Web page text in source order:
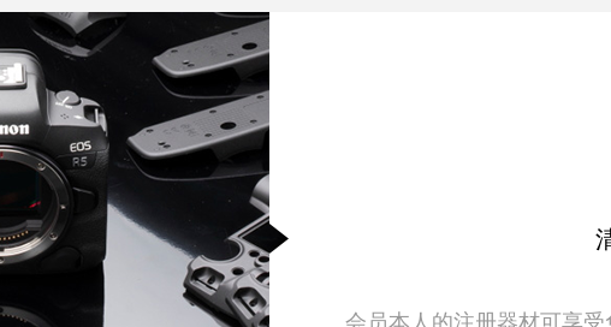
会员本人的注册器材可享